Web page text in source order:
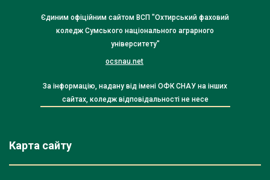
Єдиним офіційним сайтом ВСП "Охтирський фаховий
коледж Сумського національного аграрного
університету"
ocsnau.net
За інформацію, надану від імені ОФК СНАУ на інших
сайтах, коледж відповідальності не несе
Карта сайту